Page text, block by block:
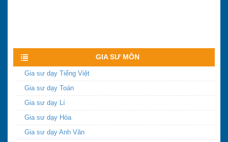
GIA SƯ MÔN
Gia sư dạy Tiếng Việt
Gia sư dạy Toán
Gia sư dạy Lí
Gia sư dạy Hóa
Gia sư dạy Anh Văn